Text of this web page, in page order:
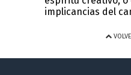
implicancias del